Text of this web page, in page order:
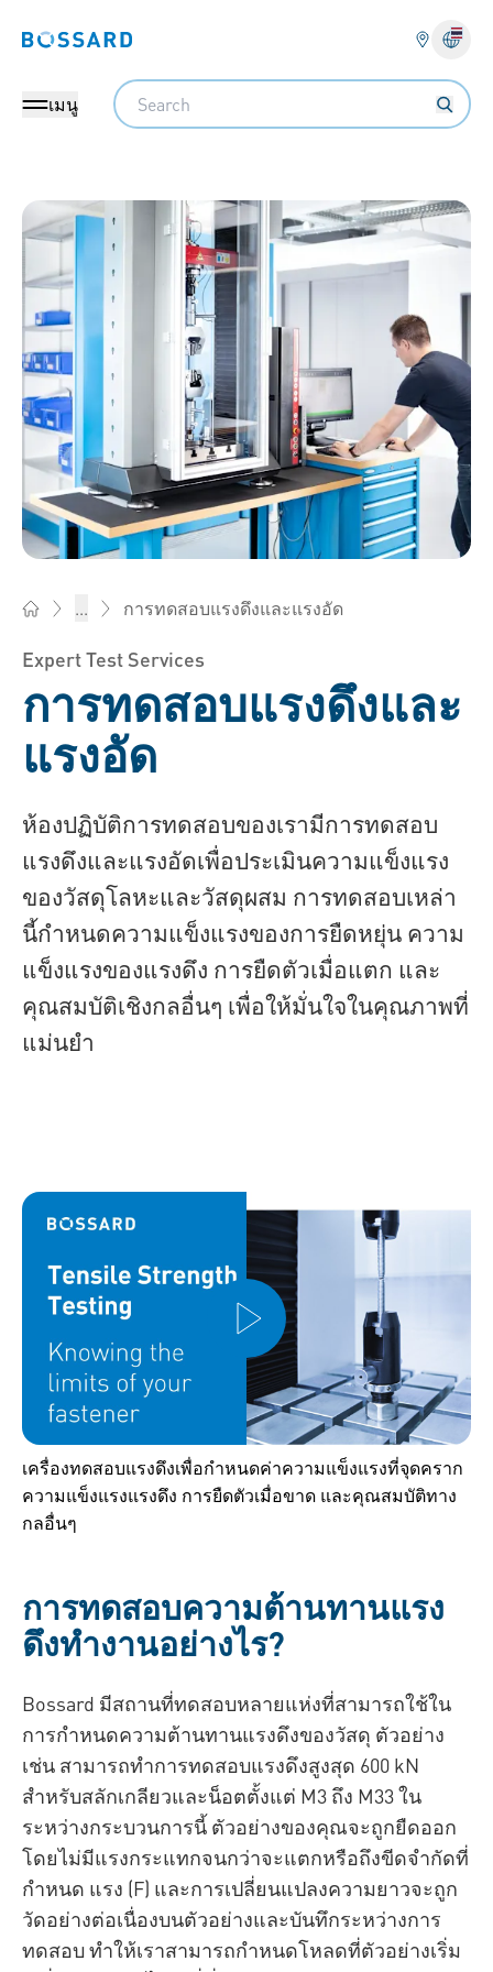
Bossard homepage
เมนู
Search
... การทดสอบแรงดึงและแรงอัด
Expert Test Services
การทดสอบแรงดึงและ
แรงอัด
ห้องปฏิบัติการทดสอบของเรามีการทดสอบ
แรงดึงและแรงอัดเพื่อประเมินความแข็งแรง
ของวัสดุโลหะและวัสดุผสม การทดสอบเหล่า
นี้กำหนดความแข็งแรงของการยืดหยุ่น ความ
แข็งแรงของแรงดึง การยืดตัวเมื่อแตก และ
คุณสมบัติเชิงกลอื่นๆ เพื่อให้มั่นใจในคุณภาพที่
แม่นยำ
เครื่องทดสอบแรงดึงเพื่อกำหนดค่าความแข็งแรงที่จุดคราก
ความแข็งแรงแรงดึง การยืดตัวเมื่อขาด และคุณสมบัติทาง
กลอื่นๆ
การทดสอบความต้านทานแรง
ดึงทำงานอย่างไร?
Bossard มีสถานที่ทดสอบหลายแห่งที่สามารถใช้ใน
การกำหนดความต้านทานแรงดึงของวัสดุ ตัวอย่าง
เช่น สามารถทำการทดสอบแรงดึงสูงสุด 600 kN
สำหรับสลักเกลียวและน็อตตั้งแต่ M3 ถึง M33 ใน
ระหว่างกระบวนการนี้ ตัวอย่างของคุณจะถูกยืดออก
โดยไม่มีแรงกระแทกจนกว่าจะแตกหรือถึงขีดจำกัดที่
กำหนด แรง (F) และการเปลี่ยนแปลงความยาวจะถูก
วัดอย่างต่อเนื่องบนตัวอย่างและบันทึกระหว่างการ
ทดสอบ ทำให้เราสามารถกำหนดโหลดที่ตัวอย่างเริ่ม